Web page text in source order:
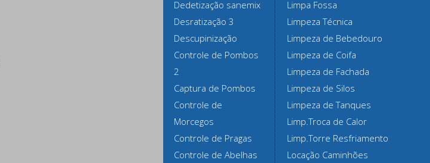
Dedetização sanemix
Desratização 3
Descupinização
Controle de Pombos
2
Captura de Pombos
Controle de
Morcegos
Controle de Pragas
Controle de Abelhas
Limpa Fossa
Limpeza Técnica
Limpeza de Bebedouro
Limpeza de Coifa
Limpeza de Fachada
Limpeza de Silos
Limpeza de Tanques
Limp.Troca de Calor
Limp.Torre Resfriamento
Locação Caminhões